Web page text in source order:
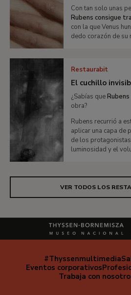
Con tan solo unas
Rubens consigue
con la que Venus
dedo corazón de su
Restaurabit
El cuchillo
¿Sabías queRubens
obra?
Rubens recurrió a
aplicar una capa de
de los
luminosidad y el
VER TODOS LOS
Navegación
secundaria
#Thyssenmultimedia
Eventos corporativos
Trabaja con